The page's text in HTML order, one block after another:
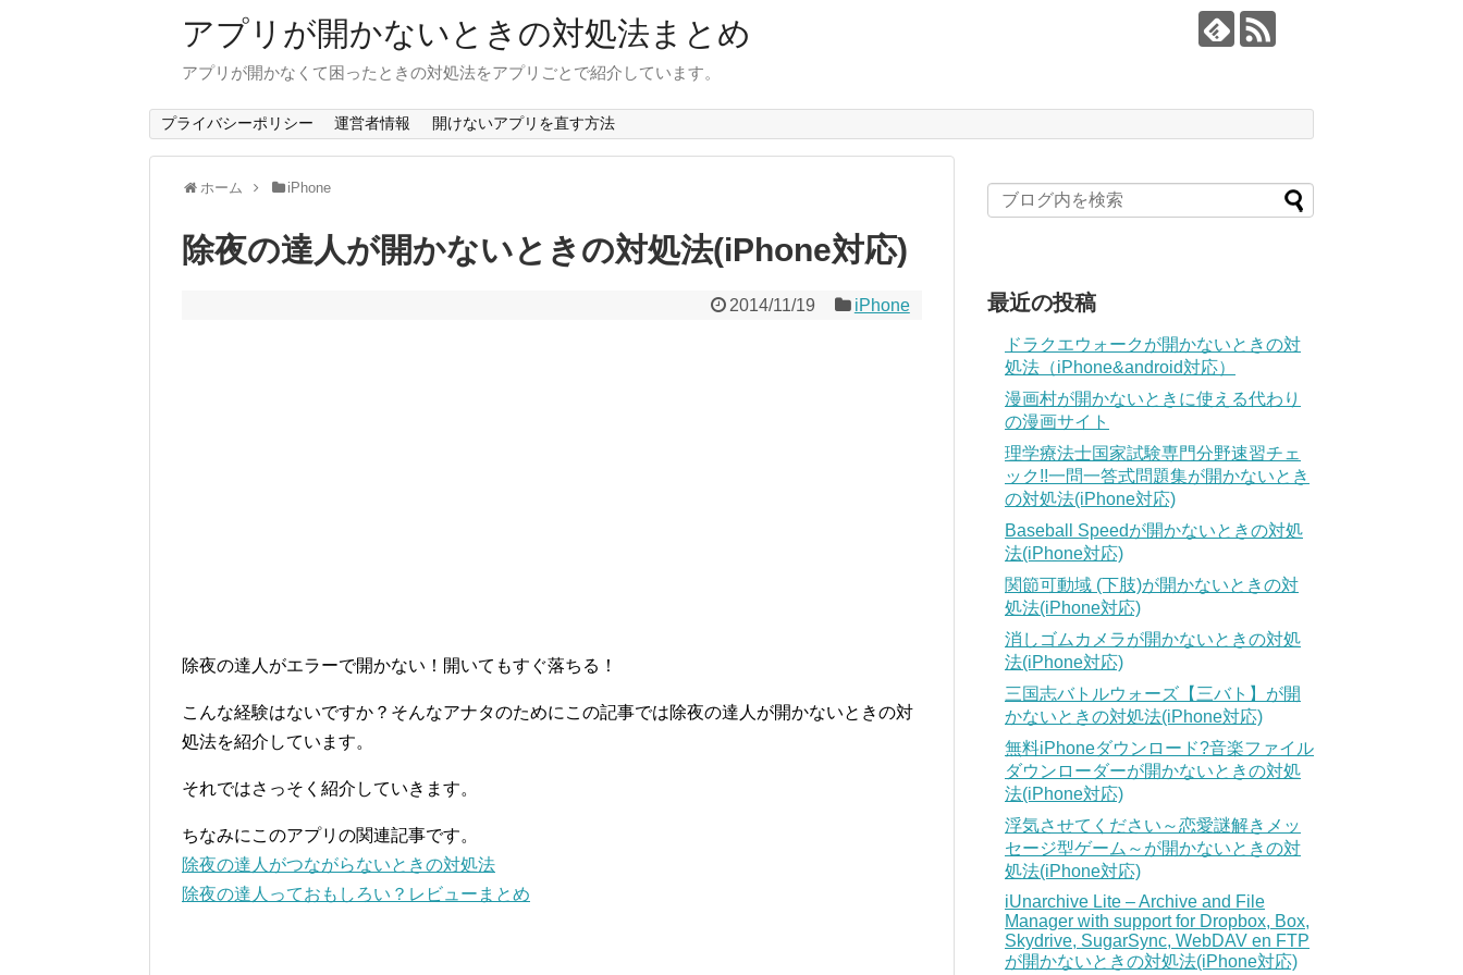
アプリが開かないときの対処法まとめ
アプリが開かなくて困ったときの対処法をアプリごとで紹介しています。
プライバシーポリシー 運営者情報 開けないアプリを直す方法
ホーム iPhone
除夜の達人が開かないときの対処法(iPhone対応)
2014/11/19 iPhone
除夜の達人がエラーで開かない！開いてもすぐ落ちる！
こんな経験はないですか？そんなアナタのためにこの記事では除夜の達人が開かないときの対
処法を紹介しています。
それではさっそく紹介していきます。
ちなみにこのアプリの関連記事です。
除夜の達人がつながらないときの対処法
除夜の達人っておもしろい？レビューまとめ
最近の投稿
ドラクエウォークが開かないときの対
処法（iPhone&android対応）
漫画村が開かないときに使える代わり
の漫画サイト
理学療法士国家試験専門分野速習チェ
ック!!一問一答式問題集が開かないとき
の対処法(iPhone対応)
Baseball Speedが開かないときの対処
法(iPhone対応)
関節可動域 (下肢)が開かないときの対
処法(iPhone対応)
消しゴムカメラが開かないときの対処
法(iPhone対応)
三国志バトルウォーズ【三バト】が開
かないときの対処法(iPhone対応)
無料iPhoneダウンロード?音楽ファイル
ダウンローダーが開かないときの対処
法(iPhone対応)
浮気させてください～恋愛謎解きメッ
セージ型ゲーム～が開かないときの対
処法(iPhone対応)
iUnarchive Lite – Archive and File
Manager with support for Dropbox, Box,
Skydrive, SugarSync, WebDAV en FTP
が開かないときの対処法(iPhone対応)